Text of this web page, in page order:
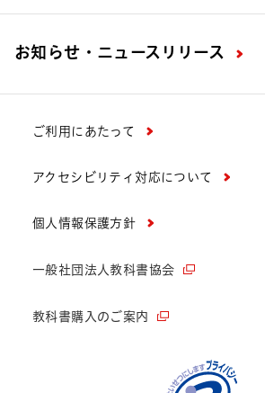
お知らせ・ニュースリリース
ご利用にあたって
アクセシビリティ対応について
個人情報保護方針
一般社団法人教科書協会
教科書購入のご案内